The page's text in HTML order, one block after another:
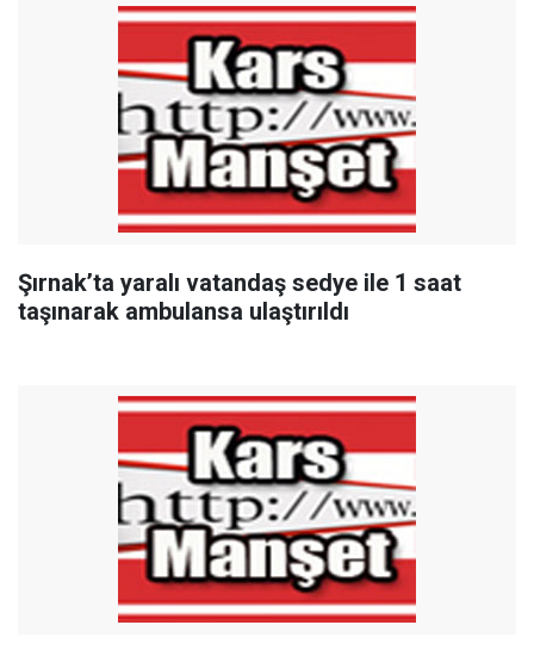
Şırnak’ta yaralı vatandaş sedye ile 1 saat
taşınarak ambulansa ulaştırıldı